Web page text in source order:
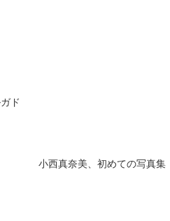
ド
小西真奈美、初めての写真集